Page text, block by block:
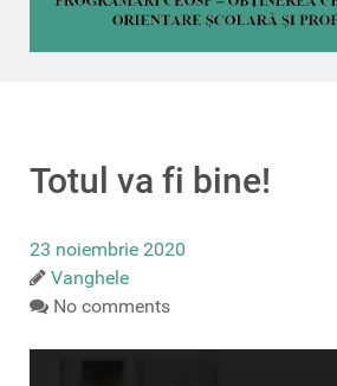
Totul va fi bine!
23 noiembrie 2020
Vanghele
No comments